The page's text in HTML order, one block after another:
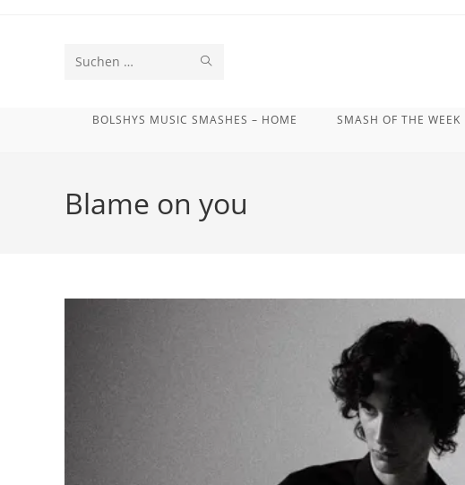
Diese
BOLSHYS MUSIC SMASHES – HOME SMASH OF THE WEEK
Blame on you